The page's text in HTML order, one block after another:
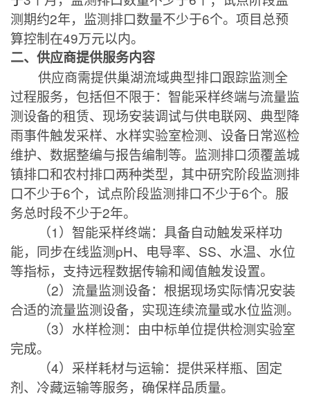
测期约2年，监测排口数量不少于6个。项目总预
算控制在49万元以内。
二、供应商提供服务内容
供应商需提供巢湖流域典型排口跟踪监测全
过程服务，包括但不限于：智能采样终端与流量监
测设备的租赁、现场安装调试与供电联网、典型降
雨事件触发采样、水样实验室检测、设备日常巡检
维护、数据整编与报告编制等。监测排口须覆盖城
镇排口和农村排口两种类型，其中研究阶段监测排
口不少于6个，试点阶段监测排口不少于6个。服
务总时段不少于2年。
（1）智能采样终端：具备自动触发采样功
能，同步在线监测pH、电导率、 SS、水温、水位
等指标，支持远程数据传输和阈值触发设置。
（2）流量监测设备：根据现场实际情况安装
合适的流量监测设备，实现连续流量或水位监测。
（3）水样检测：由中标单位提供检测实验室
完成。
（4）采样耗材与运输：提供采样瓶、固定
剂、冷藏运输等服务，确保样品质量。